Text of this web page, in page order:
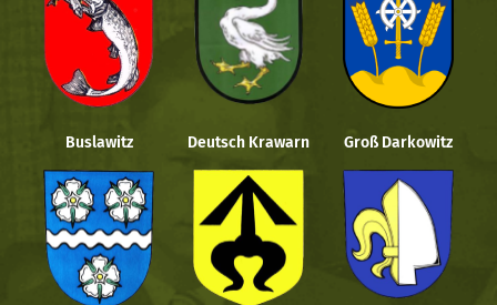
Buslawitz Deutsch Krawarn Groß Darkowitz